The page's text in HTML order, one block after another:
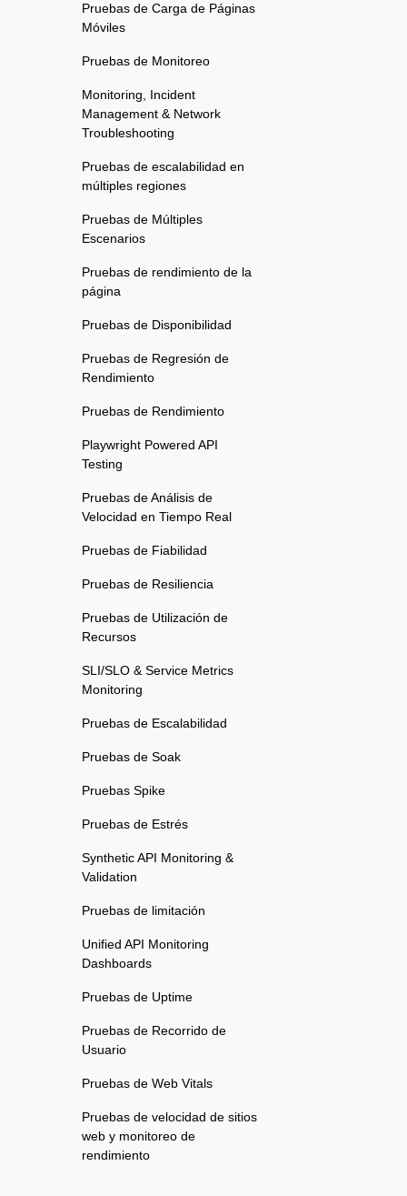
Pruebas de Carga de Páginas
Móviles
Pruebas de Monitoreo
Monitoring, Incident
Management & Network
Troubleshooting
Pruebas de escalabilidad en
múltiples regiones
Pruebas de Múltiples
Escenarios
Pruebas de rendimiento de la
página
Pruebas de Disponibilidad
Pruebas de Regresión de
Rendimiento
Pruebas de Rendimiento
Playwright Powered API
Testing
Pruebas de Análisis de
Velocidad en Tiempo Real
Pruebas de Fiabilidad
Pruebas de Resiliencia
Pruebas de Utilización de
Recursos
SLI/SLO & Service Metrics
Monitoring
Pruebas de Escalabilidad
Pruebas de Soak
Pruebas Spike
Pruebas de Estrés
Synthetic API Monitoring &
Validation
Pruebas de limitación
Unified API Monitoring
Dashboards
Pruebas de Uptime
Pruebas de Recorrido de
Usuario
Pruebas de Web Vitals
Pruebas de velocidad de sitios
web y monitoreo de
rendimiento